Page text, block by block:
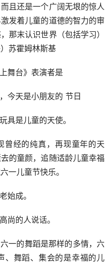
且还是一个广阔无垠的惊人
发着儿童的道德的智力的审
那末认识世界（包括学习）
苏霍姆林斯基
舞台》表演者是
今天是小朋友的 节日
具是儿童的天使。
曾经的纯真，再现童年的天
的童颜，追随适龄儿童幸福
一儿童节快乐。
始成。
尚的人说话。
一的舞蹈是那样的多情，六
、舞蹈、集会的是幸福的儿